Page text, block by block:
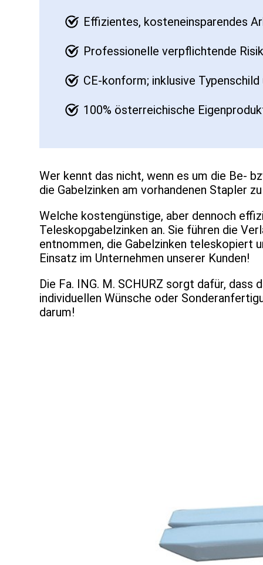
Effizientes, kosteneinsparendes
Professionelle verpflichtende
CE-konform; inklusive
100% österreichische
Wer kennt das nicht, wenn es um die Be-
die Gabelzinken am vorhandenen Stapler
Welche kostengünstige, aber dennoch
Teleskopgabelzinken an. Sie führen die
entnommen, die Gabelzinken teleskopiert
Einsatz im Unternehmen unserer Kunden!
Die Fa. ING. M. SCHURZ sorgt dafür,
individuellen Wünsche oder
darum!